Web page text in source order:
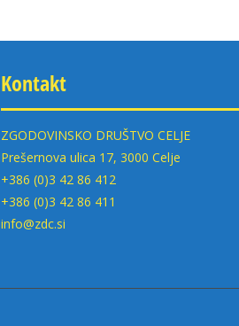
Kontakt
ZGODOVINSKO DRUŠTVO CELJE
Prešernova ulica 17, 3000 Celje
+386 (0)3 42 86 412
+386 (0)3 42 86 411
info@zdc.si